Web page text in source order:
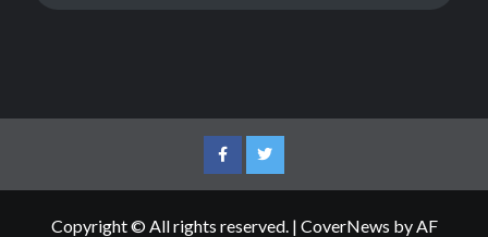
FacebookTwitter
Copyright © All rights reserved. | CoverNews by AF